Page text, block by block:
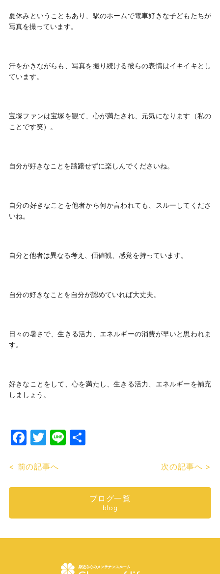
夏休みということもあり、駅のホームで電車好きな子どもたちが
写真を撮っています。
汗をかきながらも、写真を撮り続ける彼らの表情はイキイキとし
ています。
宝塚ファンは宝塚を観て、心が満たされ、元気になります（私の
ことです笑）。
自分が好きなことを躊躇せずに楽しんでくださいね。
自分の好きなことを他者から何か言われても、スルーしてくださ
いね。
自分と他者は異なる考え、価値観、感覚を持っています。
自分の好きなことを自分が認めていれば大丈夫。
日々の暑さで、生きる活力、エネルギーの消費が早いと思われま
す。
好きなことをして、心を満たし、生きる活力、エネルギーを補充
しましょう。
Facebook
Twitter
Line共
< 前の記事へ 次の記事へ >
ブログ一覧
blog